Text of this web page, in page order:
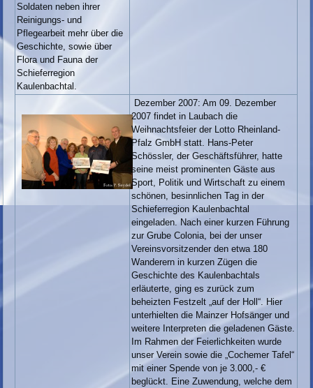
Soldaten neben ihrer
Reinigungs- und
Pflegearbeit mehr über die
Geschichte, sowie über
Flora und Fauna der
Schieferregion
Kaulenbachtal.
Dezember 2007: Am 09. Dezember
2007 findet in Laubach die
Weihnachtsfeier der Lotto Rheinland-
Pfalz GmbH statt. Hans-Peter
Schössler, der Geschäftsführer, hatte
seine meist prominenten Gäste aus
Sport, Politik und Wirtschaft zu einem
schönen, besinnlichen Tag in der
Schieferregion Kaulenbachtal
eingeladen. Nach einer kurzen Führung
zur Grube Colonia, bei der unser
Vereinsvorsitzender den etwa 180
Wanderern in kurzen Zügen die
Geschichte des Kaulenbachtals
erläuterte, ging es zurück zum
beheizten Festzelt „auf der Holl“. Hier
unterhielten die Mainzer Hofsänger und
weitere Interpreten die geladenen Gäste.
Im Rahmen der Feierlichkeiten wurde
unser Verein sowie die „Cochemer Tafel“
mit einer Spende von je 3.000,- €
beglückt. Eine Zuwendung, welche dem